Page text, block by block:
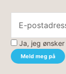
Ja, jeg